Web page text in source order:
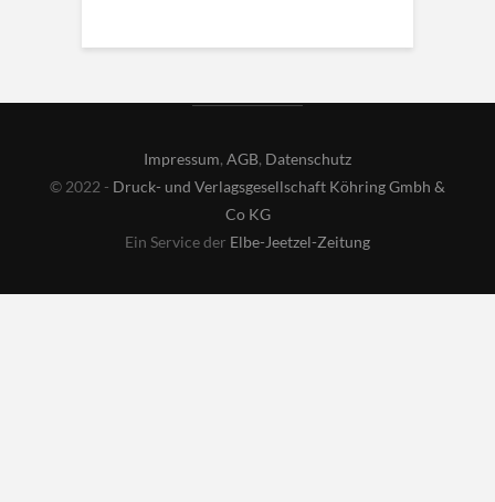
Impressum, AGB, Datenschutz
© 2022 - Druck- und Verlagsgesellschaft Köhring Gmbh &
Co KG
Ein Service der Elbe-Jeetzel-Zeitung